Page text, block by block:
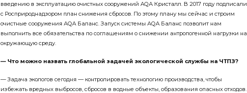
введению в эксплуатацию очистных сооружений АQА Кристалл. В 2017 году подписали
с Росприроднадзором план снижения сбросов. По этому плану мы сейчас и строим
очистные сооружения AQA Баланс. Запуск ­системы AQA Баланс позволит нам
выполнить все обязательства по соглашениям о снижении антропогенной нагрузки на
окружающую среду.
— Что можно назвать глобальной задачей экологической службы на ЧТПЗ?
— Задача экологов сегодня — контролировать технологию производства, чтобы
избежать вредных выбросов, сбросов в водные объекты, образования опасных отходов.